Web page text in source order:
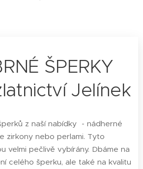
ŠPERKY
Jelínek
z naší nabídky - nádherné
zirkony nebo perlami. Tyto
velmi pečlivě vybírány. Dbáme na
celého šperku, ale také na kvalitu